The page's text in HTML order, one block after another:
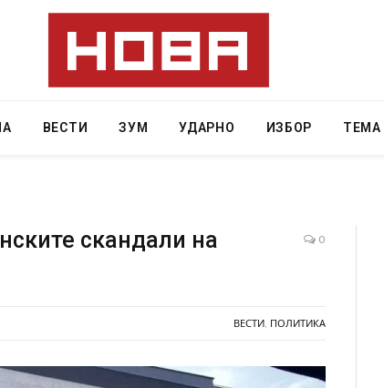
ВЕСТИ ЗУМ УДАРНО ИЗБОР ТЕМА
скандали на
0
ВЕСТИ ПОЛИТИКА